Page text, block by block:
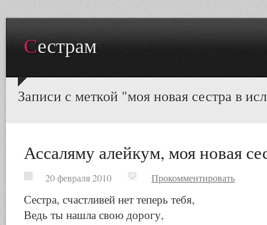
Сестрам
Записи с меткой "моя новая сестра в
Ассаляму алейкум, моя новая
20 февраля 2010 Прокомментировать
Сестра, счастливей нет теперь тебя,
Ведь ты нашла свою дорогу,